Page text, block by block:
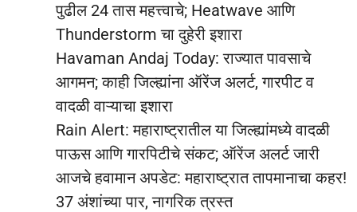
पुढील 24 तास महत्त्वाचे; Heatwave आणि
Thunderstorm चा दुहेरी इशारा
Havaman Andaj Today: राज्यात पावसाचे
आगमन; काही जिल्ह्यांना ऑरेंज अलर्ट, गारपीट व
वादळी वाऱ्याचा इशारा
Rain Alert: महाराष्ट्रातील या जिल्ह्यांमध्ये वादळी
पाऊस आणि गारपिटीचे संकट; ऑरेंज अलर्ट जारी
आजचे हवामान अपडेट: महाराष्ट्रात तापमानाचा कहर!
37 अंशांच्या पार, नागरिक त्रस्त